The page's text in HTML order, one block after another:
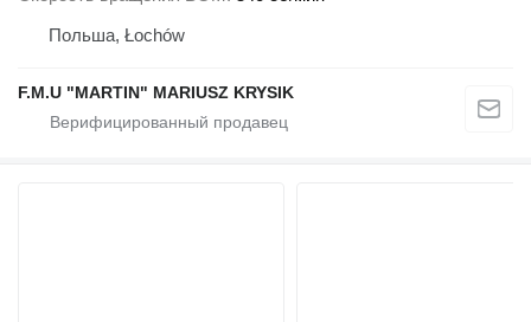
Польша, Łochów
F.M.U "MARTIN" MARIUSZ KRYSIK